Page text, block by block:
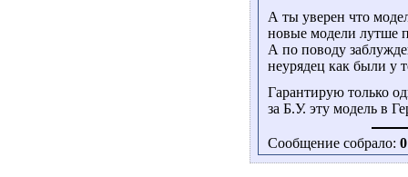
А ты уверен что
новые модели лутше
А по поводу
неурядец как были у
Гарантирую только
за Б.У. эту модель в
Сообщение собрало: 0